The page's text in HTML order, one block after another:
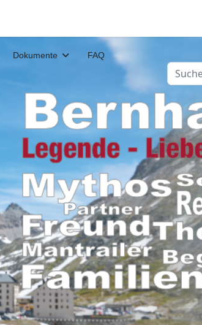
Dokumente FAQ
Suchen